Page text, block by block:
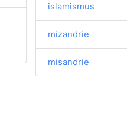
islamismus
mizandrie
misandrie